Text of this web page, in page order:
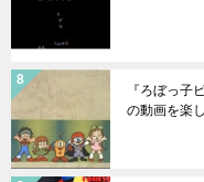
『ろぼっ子
の動画を楽